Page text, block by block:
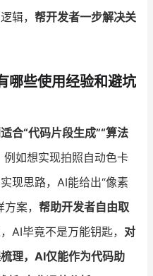
辑， 帮开发者一步解决关
哪些使用经验和避坑
合“代码片段生成”“算法
例如想实现拍照自动色卡
现思路，AI能给出“像素
案， 帮助开发者自由取
AI毕竟不是万能钥匙， 对
理，AI仅能作为代码助